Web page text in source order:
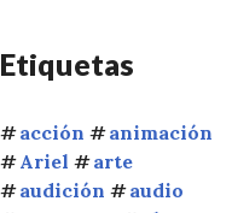
r
Etiquetas
acción
animación
Ariel
arte
audición
audio